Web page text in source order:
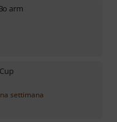
arm
settimana